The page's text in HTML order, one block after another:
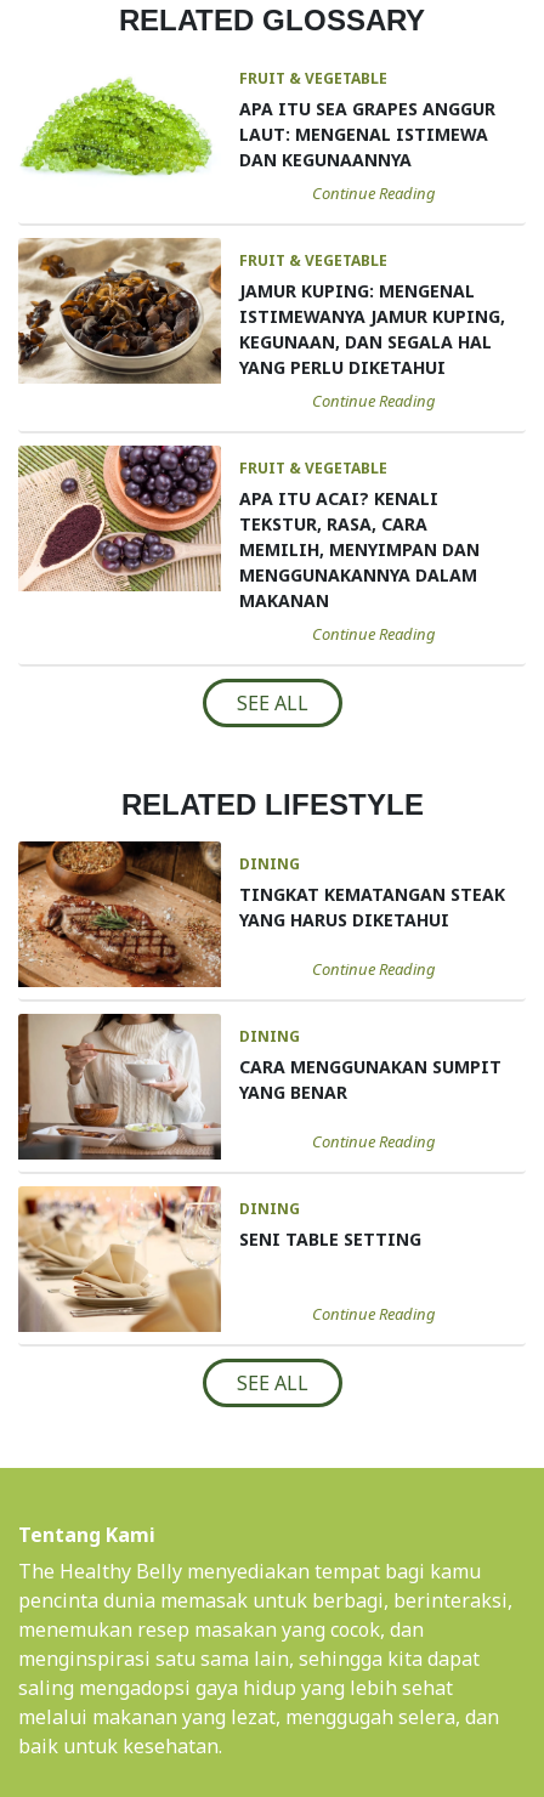
RELATED GLOSSARY
FRUIT & VEGETABLE
APA ITU SEA GRAPES ANGGUR
LAUT: MENGENAL ISTIMEWA
DAN KEGUNAANNYA
Continue Reading
FRUIT & VEGETABLE
JAMUR KUPING: MENGENAL
ISTIMEWANYA JAMUR KUPING,
KEGUNAAN, DAN SEGALA HAL
YANG PERLU DIKETAHUI
Continue Reading
FRUIT & VEGETABLE
APA ITU ACAI? KENALI
TEKSTUR, RASA, CARA
MEMILIH, MENYIMPAN DAN
MENGGUNAKANNYA DALAM
MAKANAN
Continue Reading
SEE ALL
RELATED LIFESTYLE
DINING
TINGKAT KEMATANGAN STEAK
YANG HARUS DIKETAHUI
Continue Reading
DINING
CARA MENGGUNAKAN SUMPIT
YANG BENAR
Continue Reading
DINING
SENI TABLE SETTING
Continue Reading
SEE ALL
Tentang Kami
The Healthy Belly menyediakan tempat bagi kamu
pencinta dunia memasak untuk berbagi, berinteraksi,
menemukan resep masakan yang cocok, dan
menginspirasi satu sama lain, sehingga kita dapat
saling mengadopsi gaya hidup yang lebih sehat
melalui makanan yang lezat, menggugah selera, dan
baik untuk kesehatan.